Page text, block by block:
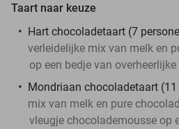
Taart naar keuze
Hart chocoladetaart (7
verleidelijke mix van melk en
op een bedje van
Mondriaan chocoladetaart (11
mix van melk en pure
vleugje chocolademousse op